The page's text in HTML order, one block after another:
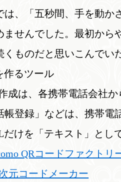
、「五秒間、手を動か
ませんでした。最初から
くものだと思いこんでい
作るツール
成は、各携帯電話会社
帳登録」などは、携帯電
だけを「テキスト」とし
QRコードファクトリ
元コードメーカー